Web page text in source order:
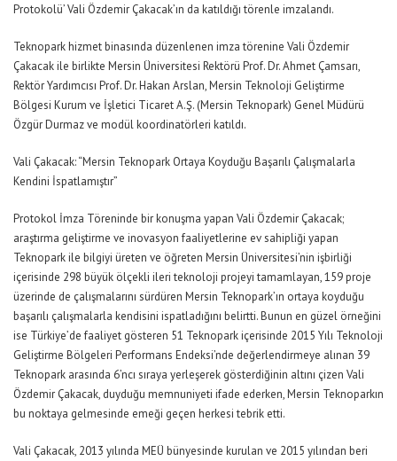
Protokolü’ Vali Özdemir Çakacak’ın da katıldığı törenle imzalandı.
Teknopark hizmet binasında düzenlenen imza törenine Vali Özdemir
Çakacak ile birlikte Mersin Üniversitesi Rektörü Prof. Dr. Ahmet Çamsarı,
Rektör Yardımcısı Prof. Dr. Hakan Arslan, Mersin Teknoloji Geliştirme
Bölgesi Kurum ve İşletici Ticaret A.Ş. (Mersin Teknopark) Genel Müdürü
Özgür Durmaz ve modül koordinatörleri katıldı.
Vali Çakacak: “Mersin Teknopark Ortaya Koyduğu Başarılı Çalışmalarla
Kendini İspatlamıştır”
Protokol İmza Töreninde bir konuşma yapan Vali Özdemir Çakacak;
araştırma geliştirme ve inovasyon faaliyetlerine ev sahipliği yapan
Teknopark ile bilgiyi üreten ve öğreten Mersin Üniversitesi’nin işbirliği
içerisinde 298 büyük ölçekli ileri teknoloji projeyi tamamlayan, 159 proje
üzerinde de çalışmalarını sürdüren Mersin Teknopark’ın ortaya koyduğu
başarılı çalışmalarla kendisini ispatladığını belirtti. Bunun en güzel örneğini
ise Türkiye’de faaliyet gösteren 51 Teknopark içerisinde 2015 Yılı Teknoloji
Geliştirme Bölgeleri Performans Endeksi’nde değerlendirmeye alınan 39
Teknopark arasında 6’ncı sıraya yerleşerek gösterdiğinin altını çizen Vali
Özdemir Çakacak, duyduğu memnuniyeti ifade ederken, Mersin Teknoparkın
bu noktaya gelmesinde emeği geçen herkesi tebrik etti.
Vali Çakacak, 2013 yılında MEÜ bünyesinde kurulan ve 2015 yılından beri